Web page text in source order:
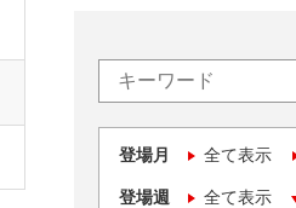
登場月 全て表示
登場週 全て表示